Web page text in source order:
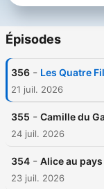
Épisodes
356 - Les Quatre
21 juil. 2026
355 - Camille du
24 juil. 2026
354 - Alice au
23 juil. 2026